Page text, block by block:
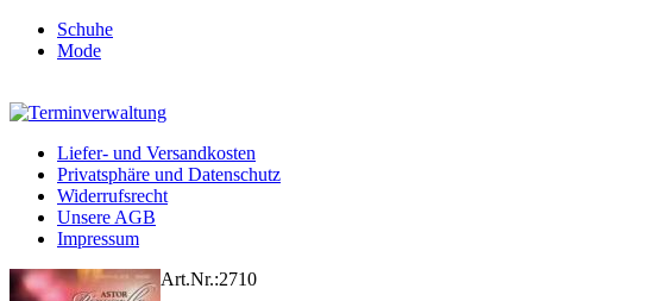
Schuhe
Mode
Liefer- und Versandkosten
Privatsphäre und Datenschutz
Widerrufsrecht
Unsere AGB
Impressum
Art.Nr.:2710